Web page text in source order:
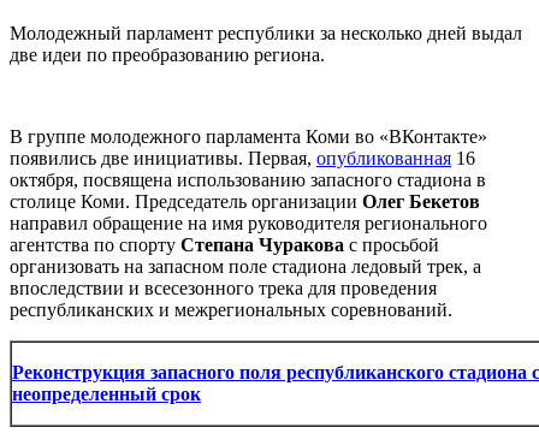
Молодежный парламент республики за несколько дней выдал
две идеи по преобразованию региона.
В группе молодежного парламента Коми во «ВКонтакте»
появились две инициативы. Первая, опубликованная 16
октября, посвящена использованию запасного стадиона в
столице Коми. Председатель организации Олег Бекетов
направил обращение на имя руководителя регионального
агентства по спорту Степана Чуракова с просьбой
организовать на запасном поле стадиона ледовый трек, а
впоследствии и всесезонного трека для проведения
республиканских и межрегиональных соревнований.
Реконструкция запасного поля республиканского стадиона
неопределенный срок